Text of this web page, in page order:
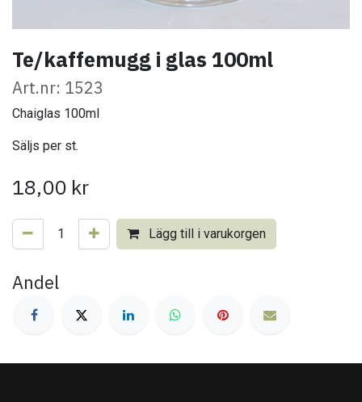
Te/kaffemugg i glas 100ml
Art.nr: 1523
Chaiglas 100ml
Säljs per st.
18,00 kr
Lägg till i varukorgen
Andel